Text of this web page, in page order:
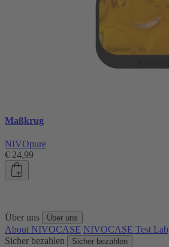
Maßkrug
NIVOpure
€ 24,99
Über uns Über uns
About NIVOCASE NIVOCASE Test Lab
Sicher bezahlen
Sicher bezahlen